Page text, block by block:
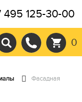
495 125-30-00
0
Фасадная